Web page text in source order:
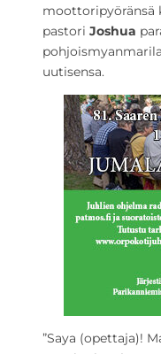
moottoripyöränsä
pastori Joshua
uutisensa.
”Saya (opettaja)!